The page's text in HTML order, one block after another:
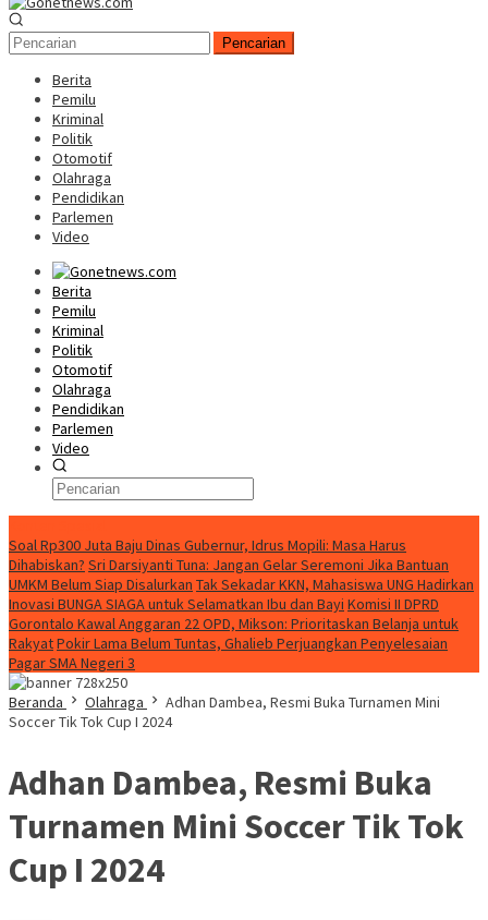
Pencarian
Berita
Pemilu
Kriminal
Politik
Otomotif
Olahraga
Pendidikan
Parlemen
Video
Berita
Pemilu
Kriminal
Politik
Otomotif
Olahraga
Pendidikan
Parlemen
Video
Soal Rp300 Juta Baju Dinas Gubernur, Idrus Mopili: Masa Harus
Dihabiskan? Sri Darsiyanti Tuna: Jangan Gelar Seremoni Jika Bantuan
UMKM Belum Siap Disalurkan Tak Sekadar KKN, Mahasiswa UNG Hadirkan
Inovasi BUNGA SIAGA untuk Selamatkan Ibu dan Bayi Komisi II DPRD
Gorontalo Kawal Anggaran 22 OPD, Mikson: Prioritaskan Belanja untuk
RakyatPokir Lama Belum Tuntas, Ghalieb Perjuangkan Penyelesaian
Pagar SMA Negeri 3
Beranda
Olahraga
Adhan Dambea, Resmi Buka Turnamen Mini
Soccer Tik Tok Cup I 2024
Adhan Dambea, Resmi Buka
Turnamen Mini Soccer Tik Tok
Cup I 2024